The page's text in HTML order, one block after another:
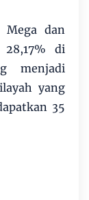
dan
28,17% di
menjadi
yang
35